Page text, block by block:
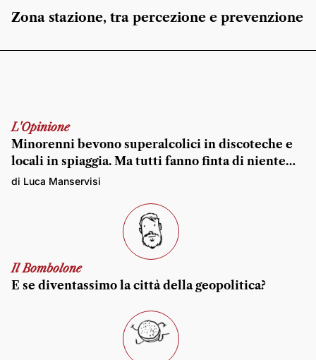
Zona stazione, tra percezione e prevenzione
L'Opinione
Minorenni bevono superalcolici in discoteche e
locali in spiaggia. Ma tutti fanno finta di niente…
di Luca Manservisi
Il Bombolone
E se diventassimo la città della geopolitica?